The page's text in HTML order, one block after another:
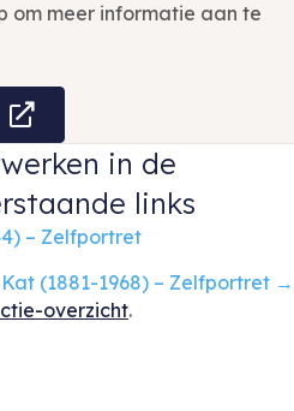
om meer informatie aan te
in de
links
– Zelfportret
(1881-1968) – Zelfportret →
overzicht.